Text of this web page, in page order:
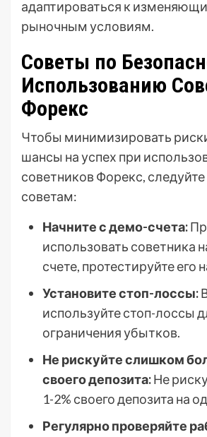
адаптироваться к
рыночным условиям.
Советы по
Использованию
Форекс
Чтобы минимизировать
шансы на успех при
советников Форекс,
советам:
Начните с демо-счета:
использовать советника
счете, протестируйте его
Установите стоп-лоссы:
используйте стоп-лоссы
ограничения убытков.
Не рискуйте слишком
своего депозита:Не
1-2% своего депозита на
Регулярно проверяйте